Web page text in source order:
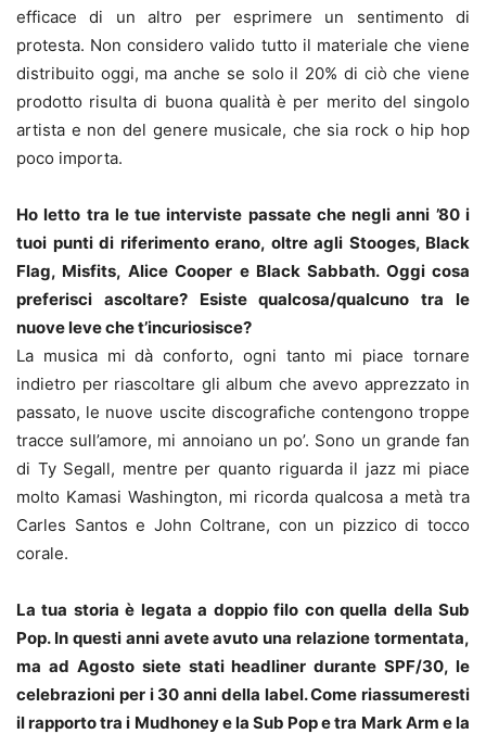
efficace di un altro per esprimere un sentimento di
protesta. Non considero valido tutto il materiale che viene
distribuito oggi, ma anche se solo il 20% di ciò che viene
prodotto risulta di buona qualità è per merito del singolo
artista e non del genere musicale, che sia rock o hip hop
poco importa.
Ho letto tra le tue interviste passate che negli anni ’80 i
tuoi punti di riferimento erano, oltre agli Stooges, Black
Flag, Misfits, Alice Cooper e Black Sabbath. Oggi cosa
preferisci ascoltare? Esiste qualcosa/qualcuno tra le
nuove leve che t’incuriosisce?
La musica mi dà conforto, ogni tanto mi piace tornare
indietro per riascoltare gli album che avevo apprezzato in
passato, le nuove uscite discografiche contengono troppe
tracce sull’amore, mi annoiano un po’. Sono un grande fan
di Ty Segall, mentre per quanto riguarda il jazz mi piace
molto Kamasi Washington, mi ricorda qualcosa a metà tra
Carles Santos e John Coltrane, con un pizzico di tocco
corale.
La tua storia è legata a doppio filo con quella della Sub
Pop. In questi anni avete avuto una relazione tormentata,
ma ad Agosto siete stati headliner durante SPF/30, le
celebrazioni per i 30 anni della label. Come riassumeresti
il rapporto tra i Mudhoney e la Sub Pop e tra Mark Arm e la